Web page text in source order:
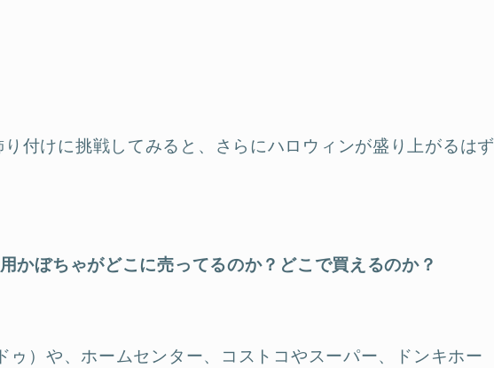
付けに挑戦してみると、さらにハロウィンが盛り上がるはず
かぼちゃがどこに売ってるのか？どこで買えるのか？
ゥ）や、ホームセンター、コストコやスーパー、ドンキホー